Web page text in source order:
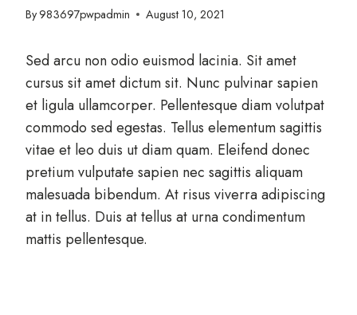
By 983697pwpadmin August 10, 2021
Sed arcu non odio euismod lacinia. Sit amet
cursus sit amet dictum sit. Nunc pulvinar sapien
et ligula ullamcorper. Pellentesque diam volutpat
commodo sed egestas. Tellus elementum sagittis
vitae et leo duis ut diam quam. Eleifend donec
pretium vulputate sapien nec sagittis aliquam
malesuada bibendum. At risus viverra adipiscing
at in tellus. Duis at tellus at urna condimentum
mattis pellentesque.